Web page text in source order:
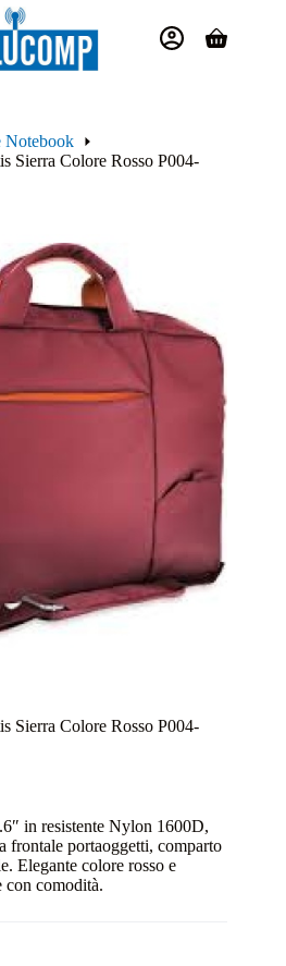
Carrello
Notebook
Sierra Colore Rosso P004-
Sierra Colore Rosso P004-
in resistente Nylon 1600D,
frontale portaoggetti, comparto
Elegante colore rosso e
con comodità.